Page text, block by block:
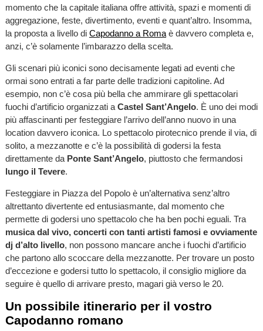
momento che la capitale italiana offre attività, spazi e momenti di
aggregazione, feste, divertimento, eventi e quant’altro. Insomma,
la proposta a livello di Capodanno a Romaè davvero completa e,
anzi, c’è solamente l’imbarazzo della scelta.
Gli scenari più iconici sono decisamente legati ad eventi che
ormai sono entrati a far parte delle tradizioni capitoline. Ad
esempio, non c’è cosa più bella che ammirare gli spettacolari
fuochi d’artificio organizzati a Castel Sant’Angelo. È uno dei modi
più affascinanti per festeggiare l’arrivo dell’anno nuovo in una
location davvero iconica. Lo spettacolo pirotecnico prende il via, di
solito, a mezzanotte e c’è la possibilità di godersi la festa
direttamente da Ponte Sant’Angelo, piuttosto che fermandosi
lungo il Tevere.
Festeggiare in Piazza del Popolo è un’alternativa senz’altro
altrettanto divertente ed entusiasmante, dal momento che
permette di godersi uno spettacolo che ha ben pochi eguali. Tra
musica dal vivo, concerti con tanti artisti famosi e ovviamente
dj d’alto livello, non possono mancare anche i fuochi d’artificio
che partono allo scoccare della mezzanotte. Per trovare un posto
d’eccezione e godersi tutto lo spettacolo, il consiglio migliore da
seguire è quello di arrivare presto, magari già verso le 20.
Un possibile itinerario per il vostro
Capodanno romano